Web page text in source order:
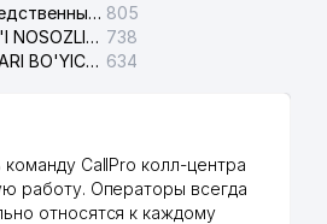
Ташкентский следственный изолятор 805
ELEKTRTARMOG'I NOSOZLIKLARINI TO'ZATISH SERGELI XIZMATI 738
FUQAROLIK ISHLARI BO'YICHA UCH-TEPA TUMANI SUDI 634
CallPro колл-центра
работу. Операторы всегда
относятся к каждому